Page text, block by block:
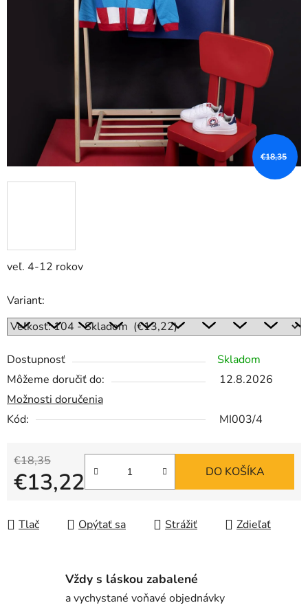
veľ. 4-12 rokov
Variant:
Dostupnosť
Skladom
Môžeme doručiť do:
12.8.2026
Možnosti doručenia
Kód:
MI003/4
€18,35
€13,22 DO KOŠÍKA
Tlač Opýtať sa Strážiť Zdieľať
€18,35
Vždy s láskou zabalené
a vychystané voňavé objednávky